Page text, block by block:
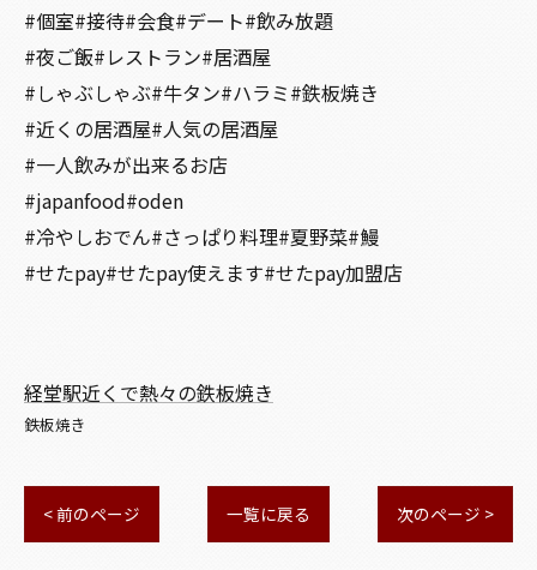
#個室#接待#会食#デート#飲み放題
#夜ご飯#レストラン#居酒屋
#しゃぶしゃぶ#牛タン#ハラミ#鉄板焼き
#近くの居酒屋#人気の居酒屋
#一人飲みが出来るお店
#japanfood#oden
#冷やしおでん#さっぱり料理#夏野菜#鰻
#せたpay#せたpay使えます#せたpay加盟店
経堂駅近くで熱々の鉄板焼き
鉄板焼き
< 前のページ 一覧に戻る 次のページ >